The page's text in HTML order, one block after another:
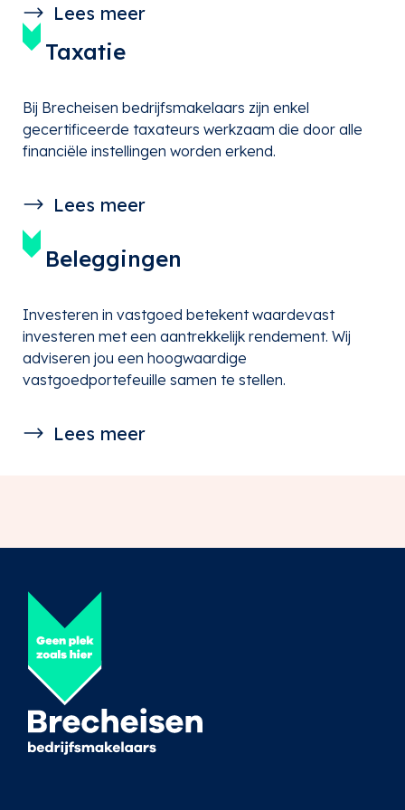
Lees meer
Taxatie
Bij Brecheisen bedrijfsmakelaars zijn enkel
gecertificeerde taxateurs werkzaam die door alle
financiële instellingen worden erkend.
Lees meer
Beleggingen
Investeren in vastgoed betekent waardevast
investeren met een aantrekkelijk rendement. Wij
adviseren jou een hoogwaardige
vastgoedportefeuille samen te stellen.
Lees meer